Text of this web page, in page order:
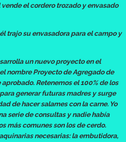
el cordero trozado y envasado
trajo su envasadora para el campo y
un nuevo proyecto en el
nombre Proyecto de Agregado de
Retenemos el 100% de los
generar futuras madres y surge
de hacer salames con la carne. Yo
serie de consultas y nadie había
más comunes son los de cerdo.
necesarias: la embutidora,